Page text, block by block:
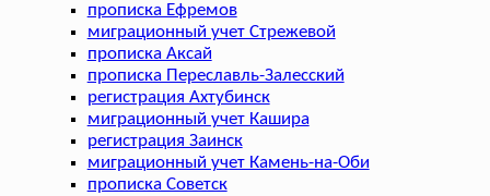
прописка Ефремов
миграционный учет Стрежевой
прописка Аксай
прописка Переславль-Залесский
регистрация Ахтубинск
миграционный учет Кашира
регистрация Заинск
миграционный учет Камень-на-Оби
прописка Советск